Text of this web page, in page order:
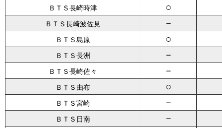
ＢＴＳ長崎時津 ○
ＢＴＳ長崎波佐見 －
ＢＴＳ島原 ○
ＢＴＳ長洲 －
ＢＴＳ長崎佐々 －
ＢＴＳ由布 ○
ＢＴＳ宮崎 －
ＢＴＳ日南 －